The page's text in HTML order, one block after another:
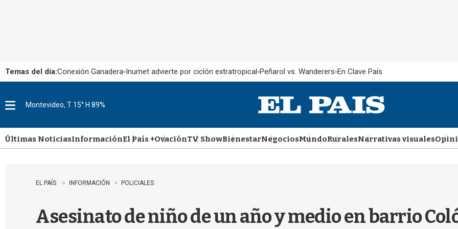
Temas del día:Conexión Ganadera Inumet advierte por ciclón extratropical Peñarol vs. Wanderers En Clave País
u
Montevideo, T 15° H 89%
Últimas NoticiasInformaciónEl País +OvaciónTV ShowBienestarNegociosMundoRuralesNarrativas visuales
EL PAÍS INFORMACIÓN POLICIALES
Asesinato de niño de un año y medio en barrio